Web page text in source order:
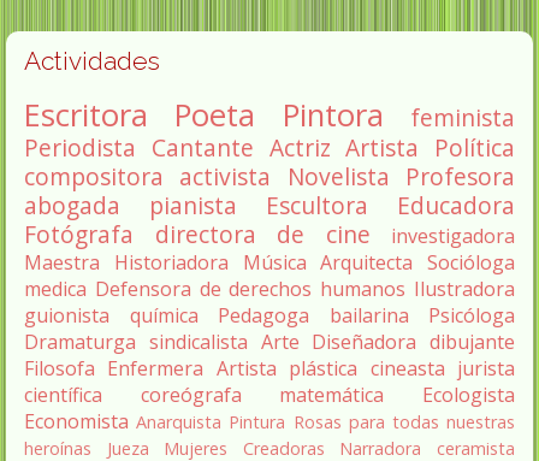
Actividades
Escritora Poeta Pintora
feminista
Periodista Cantante Actriz Artista
Política
compositora activista Novelista
Profesora
abogada
pianista Escultora
Educadora
Fotógrafa
directora de cine
investigadora
Maestra
Historiadora Música Arquitecta Socióloga
medica Defensora de derechos humanos Ilustradora
guionista
química Pedagoga bailarina
Psicóloga
Dramaturga sindicalista Arte Diseñadora dibujante
Filosofa Enfermera Artista plástica cineasta jurista
científica
coreógrafa matemática
Ecologista
Economista Anarquista Pintura Rosas para todas nuestras
heroínas
Jueza Mujeres Creadoras Narradora
ceramista